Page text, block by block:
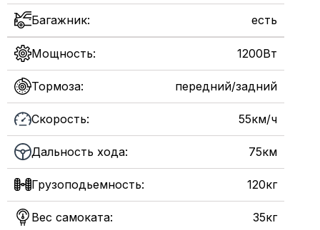
Багажник: есть
Мощность: 1200Вт
Тормоза: передний/задний
Скорость: 55км/ч
Дальность хода: 75км
Грузоподьемность: 120кг
Вес самоката: 35кг